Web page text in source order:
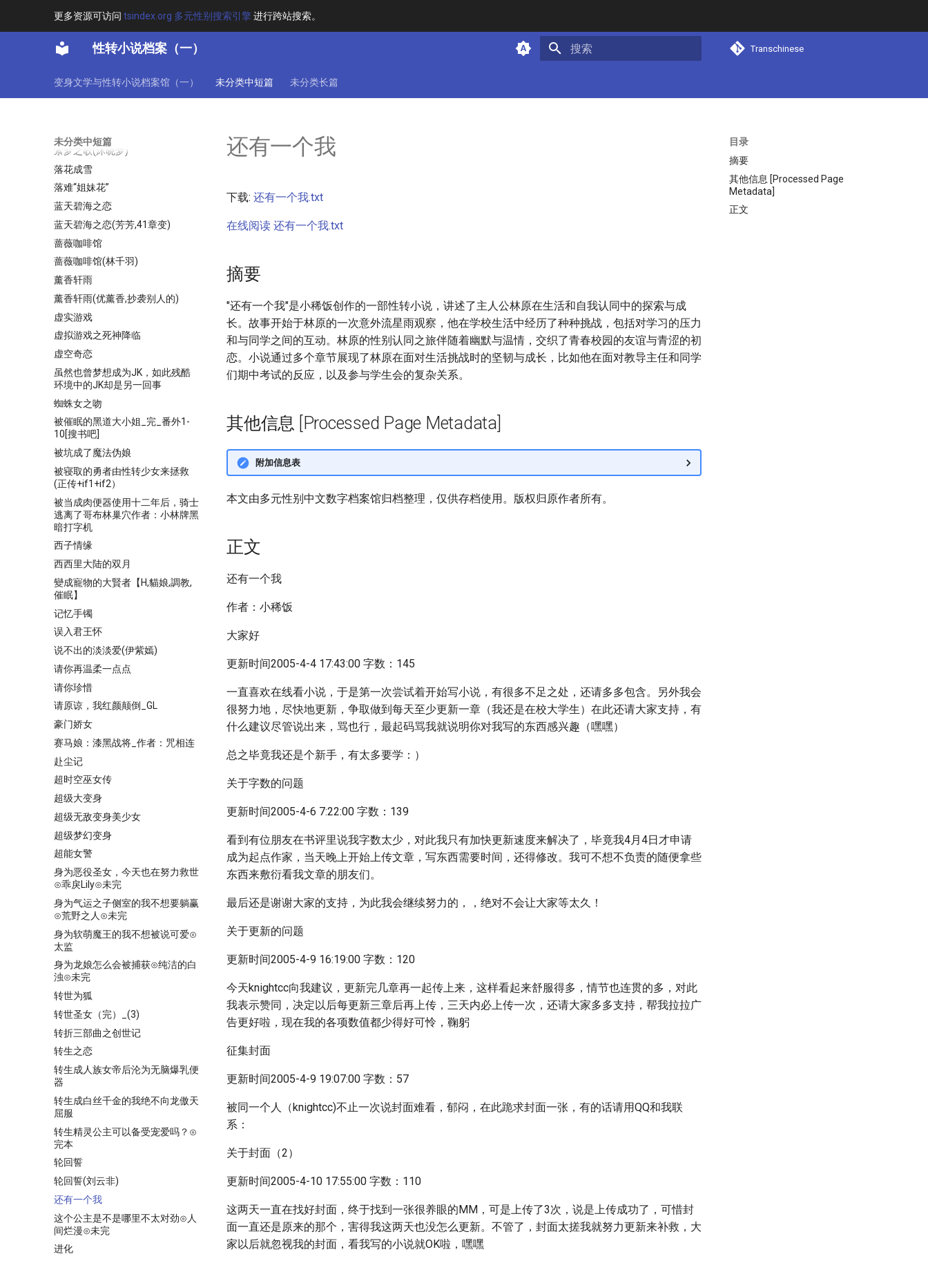
更多资源可访问 tsindex.org 多元性别搜索引擎进行跨站搜索。
性转小说档案（一） Transchinese
变身文学与性转小说档案馆（一） 未分类中短篇 未分类长篇
未分类中短篇
荣华富贵
荻荻公主
莉莉斯的女儿(王莉)
莉莉斯的女儿（三部曲之一）
萦梦之歌(沐晓梦)
落花成雪
落难“姐妹花”
蓝天碧海之恋
蓝天碧海之恋(芳芳,41章变)
蔷薇咖啡馆
蔷薇咖啡馆(林千羽)
薰香轩雨
薰香轩雨(优薰香,抄袭别人的)
虚实游戏
虚拟游戏之死神降临
虚空奇恋
虽然也曾梦想成为JK，如此残酷
环境中的JK却是另一回事
蜘蛛女之吻
被催眠的黑道大小姐_完_番外1-
10[搜书吧]
被坑成了魔法伪娘
被寝取的勇者由性转少女来拯救
(正传+if1+if2）
被当成肉便器使用十二年后，骑士
逃离了哥布林巢穴作者：小林牌黑
暗打字机
西子情缘
西西里大陆的双月
變成寵物的大賢者【H,貓娘,調教,
催眠】
记忆手镯
误入君王怀
说不出的淡淡爱(伊紫嫣)
请你再温柔一点点
请你珍惜
请原谅，我红颜颠倒_GL
豪门娇女
赛马娘：漆黑战将_作者：咒相连
赴尘记
超时空巫女传
超级大变身
超级无敌变身美少女
超级梦幻变身
超能女警
身为恶役圣女，今天也在努力救世
⊙乖戾Lily⊙未完
身为气运之子侧室的我不想要躺赢
⊙荒野之人⊙未完
身为软萌魔王的我不想被说可爱⊙
太监
身为龙娘怎么会被捕获⊙纯洁的白
浊⊙未完
转世为狐
转世圣女（完）_(3)
转折三部曲之创世记
转生之恋
转生成人族女帝后沦为无脑爆乳便
器
转生成白丝千金的我绝不向龙傲天
屈服
转生精灵公主可以备受宠爱吗？⊙
完本
轮回誓
轮回誓(刘云非)
还有一个我
这个公主是不是哪里不太对劲⊙人
间烂漫⊙未完
进化
目录
摘要
其他信息 [Processed Page
Metadata]
正文
还有一个我
下载: 还有一个我.txt
在线阅读 还有一个我.txt
摘要
"还有一个我"是小稀饭创作的一部性转小说，讲述了主人公林原在生活和自我认同中的探索与成
长。故事开始于林原的一次意外流星雨观察，他在学校生活中经历了种种挑战，包括对学习的压力
和与同学之间的互动。林原的性别认同之旅伴随着幽默与温情，交织了青春校园的友谊与青涩的初
恋。小说通过多个章节展现了林原在面对生活挑战时的坚韧与成长，比如他在面对教导主任和同学
们期中考试的反应，以及参与学生会的复杂关系。
其他信息 [Processed Page Metadata]
附加信息表
本文由多元性别中文数字档案馆归档整理，仅供存档使用。版权归原作者所有。
正文
还有一个我
作者：小稀饭
大家好
更新时间2005-4-4 17:43:00 字数：145
一直喜欢在线看小说，于是第一次尝试着开始写小说，有很多不足之处，还请多多包含。另外我会
很努力地，尽快地更新，争取做到每天至少更新一章（我还是在校大学生）在此还请大家支持，有
什么建议尽管说出来，骂也行，最起码骂我就说明你对我写的东西感兴趣（嘿嘿）
总之毕竟我还是个新手，有太多要学：）
关于字数的问题
更新时间2005-4-6 7:22:00 字数：139
看到有位朋友在书评里说我字数太少，对此我只有加快更新速度来解决了，毕竟我4月4日才申请
成为起点作家，当天晚上开始上传文章，写东西需要时间，还得修改。我可不想不负责的随便拿些
东西来敷衍看我文章的朋友们。
最后还是谢谢大家的支持，为此我会继续努力的，，绝对不会让大家等太久！
关于更新的问题
更新时间2005-4-9 16:19:00 字数：120
今天knightcc向我建议，更新完几章再一起传上来，这样看起来舒服得多，情节也连贯的多，对此
我表示赞同，决定以后每更新三章后再上传，三天内必上传一次，还请大家多多支持，帮我拉拉广
告更好啦，现在我的各项数值都少得好可怜，鞠躬
征集封面
更新时间2005-4-9 19:07:00 字数：57
被同一个人（knightcc)不止一次说封面难看，郁闷，在此跪求封面一张，有的话请用QQ和我联
系：
关于封面（2）
更新时间2005-4-10 17:55:00 字数：110
这两天一直在找好封面，终于找到一张很养眼的MM，可是上传了3次，说是上传成功了，可惜封
面一直还是原来的那个，害得我这两天也没怎么更新。不管了，封面太搓我就努力更新来补救，大
家以后就忽视我的封面，看我写的小说就OK啦，嘿嘿